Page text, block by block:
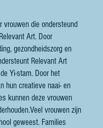
vrouwen die ondersteund
Art. Door
gezondheidszorg en
Relevant Art
Yi-stam. Door het
hun creatieve naai- en
kunnen deze vrouwen
vrouwen zijn
geweest. Families